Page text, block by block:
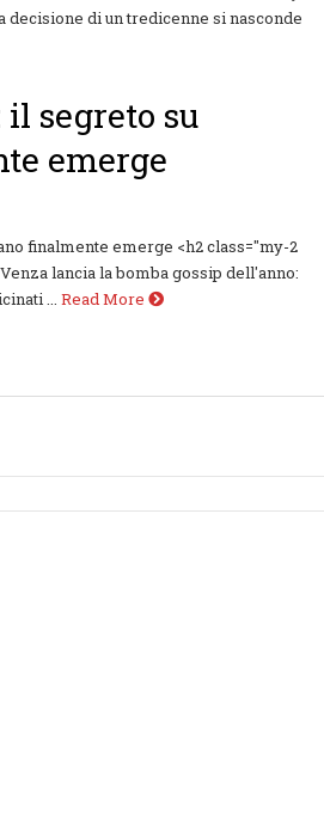
decisione di un tredicenne si nasconde
il segreto su
emerge
finalmente emerge <h2 class="my-2
lancia la bomba gossip dell'anno:
... Read More